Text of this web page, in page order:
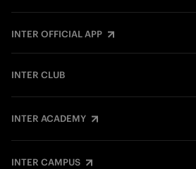
INTER OFFICIAL APP
INTER CLUB
INTER ACADEMY
INTER CAMPUS